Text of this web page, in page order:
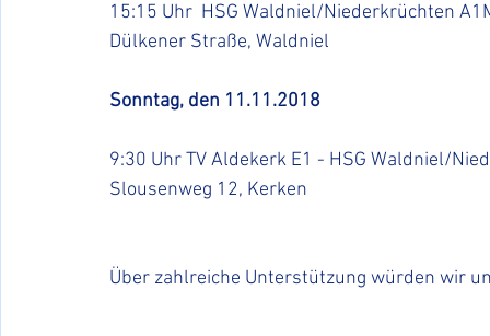
15:15 Uhr  HSG Waldniel/Niederkrüchten
Dülkener Straße, Waldniel
Sonntag, den 11.11.2018
9:30 Uhr TV Aldekerk E1 - HSG Waldniel/
Slousenweg 12, Kerken
Über zahlreiche Unterstützung würden wir